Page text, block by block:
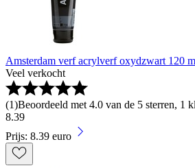
Amsterdam verf acrylverf oxydzwart 120
Veel verkocht
(1)Beoordeeld met 4.0 van de 5 sterren, 1
8.39
Prijs: 8.39 euro